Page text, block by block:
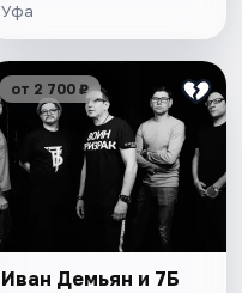
Уфа
от 2 700 ₽
Иван Демьян и 7Б